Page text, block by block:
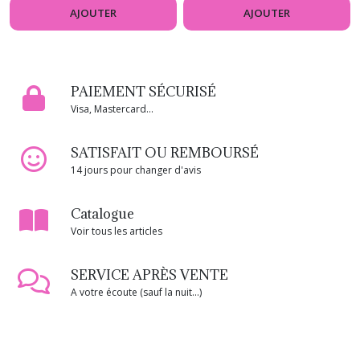
AJOUTER AJOUTER
PAIEMENT SÉCURISÉ
Visa, Mastercard...
SATISFAIT OU REMBOURSÉ
14 jours pour changer d'avis
Catalogue
Voir tous les articles
SERVICE APRÈS VENTE
A votre écoute (sauf la nuit...)